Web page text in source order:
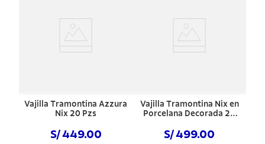
Vajilla Tramontina Azzura
Nix 20 Pzs
S/ 449.00
Vajilla Tramontina Nix en
Porcelana Decorada 20
S/ 499.00